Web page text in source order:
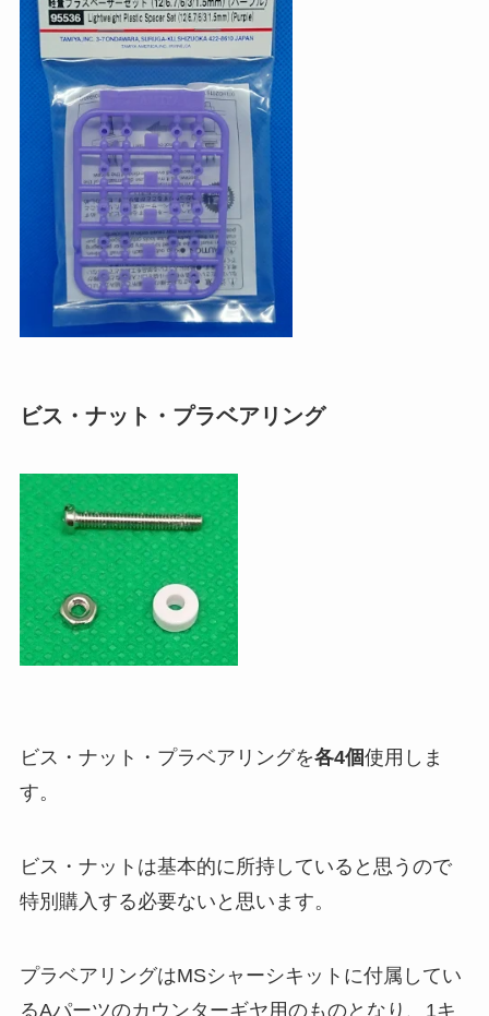
ビス・ナット・プラベアリング
ビス・ナット・プラベアリングを各4個使用しま
す。
ビス・ナットは基本的に所持していると思うので
特別購入する必要ないと思います。
プラベアリングはMSシャーシキットに付属してい
るAパーツのカウンターギヤ用のものとなり、1キ